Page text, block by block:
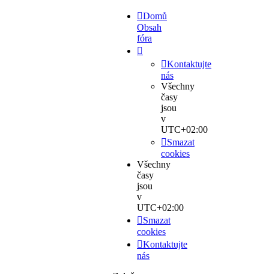
Domů
Obsah
fóra
Kontaktujte
nás
Všechny
časy
jsou
v
UTC+02:00
Smazat
cookies
Všechny
časy
jsou
v
UTC+02:00
Smazat
cookies
Kontaktujte
nás